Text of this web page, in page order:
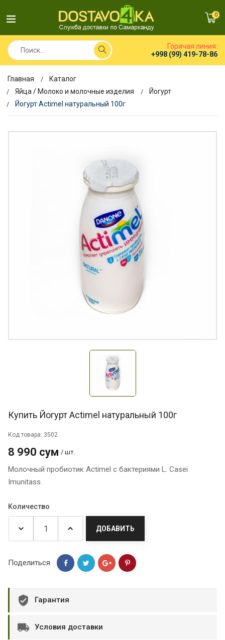
0
Горячая линия:
+998 (99) 419-78-86
Главная
Каталог
Яйца / Молоко и молочные изделия
Йогурт
Йогурт Actimel натуральный 100г
Купить Йогурт Actimel натуральный 100г
Код товара: 3502
8 990 сум / шт.
Молочный пробиотик Actimel с бактериями L. Casei
Imunitass.
Количество
ДОБАВИТЬ
Поделиться
Гарантия
Условия доставки